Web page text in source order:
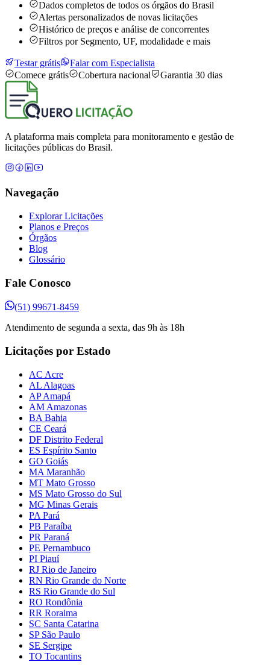
Dados completos de todos os órgãos do Brasil
Alertas personalizados de novas licitações
Histórico de preços e análise de concorrentes
Filtros por Segmento, UF, modalidade e mais
Testar grátis
Falar com Especialista
Comece grátis
Cobertura nacional Garantia 30 dias
A plataforma mais completa para monitoramento e gestão de
licitações públicas do Brasil.
Navegação
Explorar Licitações
Planos e Preços
Órgãos
Blog
Glossário
Fale Conosco
(51) 99671-8459
Atendimento de segunda a sexta, das 9h às 18h
Licitações por Estado
AC Acre
AL Alagoas
AP Amapá
AM Amazonas
BA Bahia
CE Ceará
DF Distrito Federal
ES Espírito Santo
GO Goiás
MA Maranhão
MT Mato Grosso
MS Mato Grosso do Sul
MG Minas Gerais
PA Pará
PB Paraíba
PR Paraná
PE Pernambuco
PI Piauí
RJ Rio de Janeiro
RN Rio Grande do Norte
RS Rio Grande do Sul
RO Rondônia
RR Roraima
SC Santa Catarina
SP São Paulo
SE Sergipe
TO Tocantins